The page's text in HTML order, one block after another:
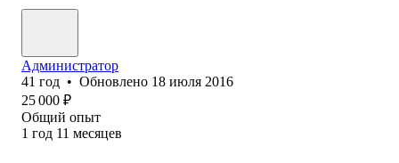
Администратор
41 год • Обновлено 18 июля 2016
25 000 ₽
Общий опыт
1 год 11 месяцев